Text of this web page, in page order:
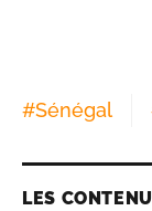
#Sénégal
LES